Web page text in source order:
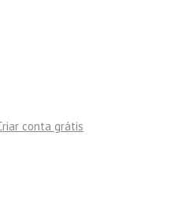
conta grátis